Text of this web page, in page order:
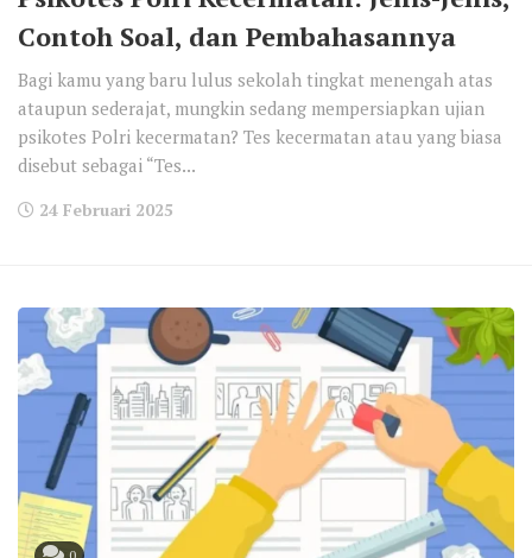
Contoh Soal, dan Pembahasannya
Bagi kamu yang baru lulus sekolah tingkat menengah atas
ataupun sederajat, mungkin sedang mempersiapkan ujian
psikotes Polri kecermatan? Tes kecermatan atau yang biasa
disebut sebagai “Tes...
24 Februari 2025